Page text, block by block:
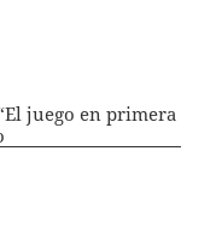
juego en primera